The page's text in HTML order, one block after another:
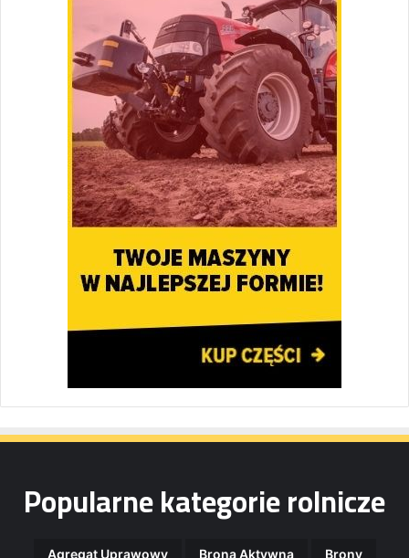
Popularne kategorie rolnicze
Agregat Uprawowy Brona Aktywna Brony